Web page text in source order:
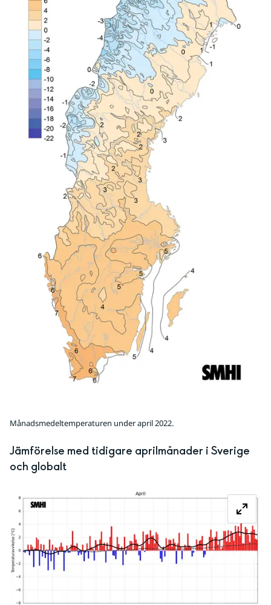
Månadsmedeltemperaturen under april 2022.
Jämförelse med tidigare aprilmånader i Sverige
och globalt